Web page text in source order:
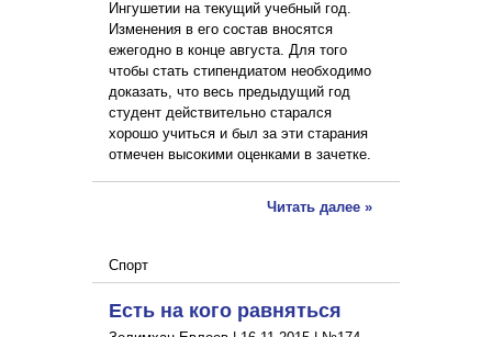
Ингушетии на текущий учебный год.
Изменения в его состав вносятся
ежегодно в конце августа. Для того
чтобы стать стипендиатом необходимо
доказать, что весь предыдущий год
студент действительно старался
хорошо учиться и был за эти старания
отмечен высокими оценками в зачетке.
Читать далее »
Спорт
Есть на кого равняться